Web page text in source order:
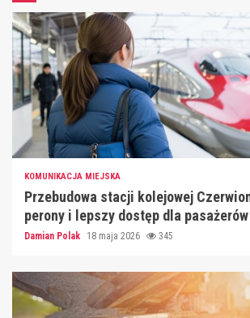
KOMUNIKACJA MIEJSKA
Przebudowa stacji kolejowej
perony i lepszy dostęp dla pasażerów
Damian Polak 18 maja 2026 345